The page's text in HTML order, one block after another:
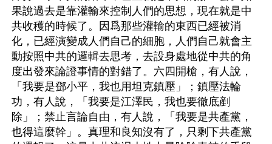
果說過去是靠灌輸來控制人們的思想，現在就是中
共收穫的時候了。因爲那些灌輸的東西已經被消
化，已經演變成人們自己的細胞，人們自己就會主
動按照中共的邏輯去思考，去設身處地從中共的角
度出發來論證事情的對錯了。六四開槍，有人說，
「我要是鄧小平，我也用坦克鎮壓」；鎮壓法輪
功，有人說，「我要是江澤民，我也要徹底剷
除」；禁止言論自由，有人說，「我要是共產黨，
也得這麼幹」。真理和良知沒有了，只剩下共產黨